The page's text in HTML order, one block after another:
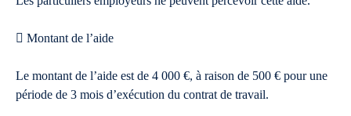
 Montant de l’aide
Le montant de l’aide est de 4 000 €, à raison de 500 € pour une
période de 3 mois d’exécution du contrat de travail.